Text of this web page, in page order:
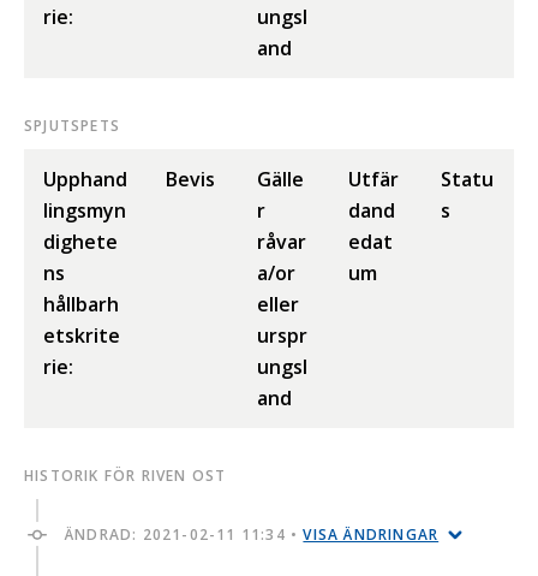
rie:
ungsl
and
SPJUTSPETS
Upphand
lingsmyn
dighete
ns
hållbarh
etskrite
rie:
Bevis
Gälle
r
råvar
a/or
eller
urspr
ungsl
and
Utfär
dand
edat
um
Statu
s
HISTORIK FÖR RIVEN OST
ÄNDRAD: 2021-02-11 11:34 •VISA ÄNDRINGAR